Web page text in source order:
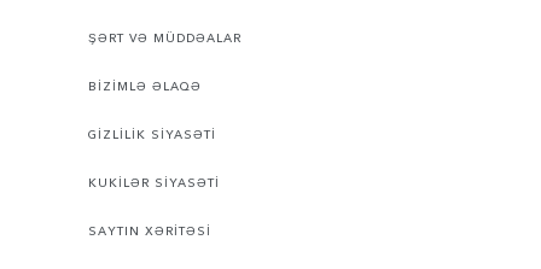
ŞƏRT VƏ MÜDDƏALAR
BİZİMLƏ ƏLAQƏ
GİZLİLİK SİYASƏTİ
KUKİLƏR SİYASƏTİ
SAYTIN XƏRİTƏSİ